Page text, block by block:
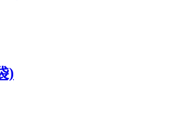
)